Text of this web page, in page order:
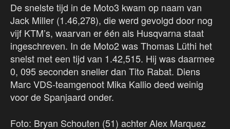
De snelste tijd in de Moto3 kwam op naam van
Jack Miller (1.46,278), die werd gevolgd door nog
vijf KTM’s, waarvan er één als Husqvarna staat
ingeschreven. In de Moto2 was Thomas Lüthi het
snelst met een tijd van 1.42,515. Hij was daarmee
0, 095 seconden sneller dan Tito Rabat. Diens
Marc VDS-teamgenoot Mika Kallio deed weinig
voor de Spanjaard onder.
Foto: Bryan Schouten (51) achter Alex Marquez